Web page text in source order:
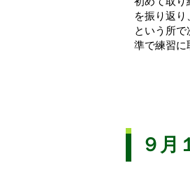
を振り返
という所
準で練習に
９月